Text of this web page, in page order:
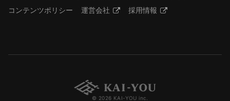
コンテンツポリシー
運営会社 採用情報
© 2026 KAI-YOU inc.